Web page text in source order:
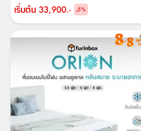
เริ่มต้น 33,900.- -5%